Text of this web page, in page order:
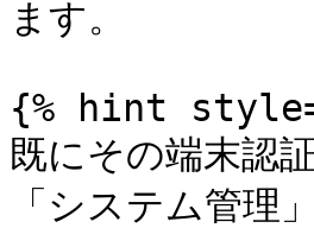
ます。
{% hint
既にその端末認
「システム管